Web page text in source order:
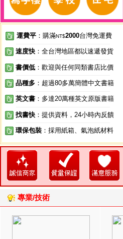
運費平 ：購滿NT$2000台灣免運費
速度快 ：全台灣地區都以速遞發貨
書價低 ：歡迎與任何同類書店比價
品種多 ：超過80多萬簡體中文書籍
英文書 ：多達20萬種英文原版書籍
找書快 ：提供資料，24小時內反饋
環保包裝 ：採用紙箱、氣泡紙材料
專業/技術